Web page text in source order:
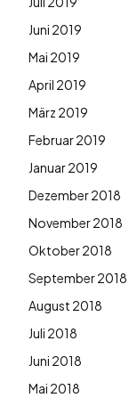
Juni 2019
Mai 2019
April 2019
März 2019
Februar 2019
Januar 2019
Dezember 2018
November 2018
Oktober 2018
September 2018
August 2018
Juli 2018
Juni 2018
Mai 2018